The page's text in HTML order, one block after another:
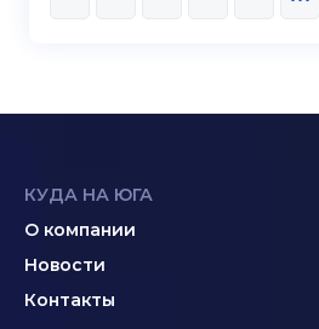
КУДА НА ЮГА
О компании
Новости
Контакты